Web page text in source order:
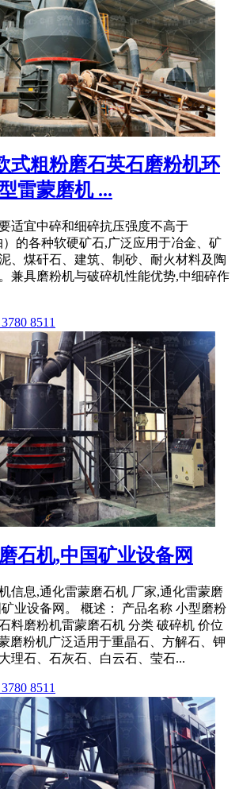
式粗粉磨石英石磨粉机环
雷蒙磨机 ...
适宜中碎和细碎抗压强度不高于
）的各种软硬矿石,广泛应用于冶金、矿
、煤矸石、建筑、制砂、耐火材料及陶
兼具磨粉机与破碎机性能优势,中细碎作
8511
石机,中国矿业设备网
信息,通化雷蒙磨石机 厂家,通化雷蒙磨
业设备网。 概述： 产品名称 小型磨粉
料磨粉机雷蒙磨石机 分类 破碎机 价位
磨粉机广泛适用于重晶石、方解石、钾
理石、石灰石、白云石、莹石...
8511